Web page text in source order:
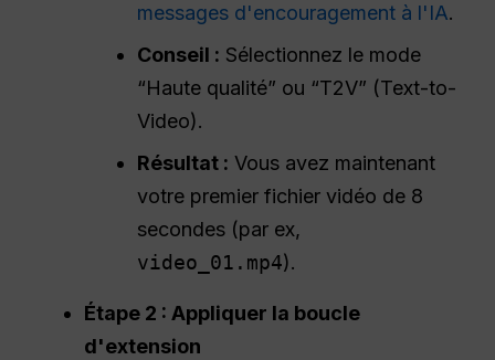
messages d'encouragement à l'IA.
Conseil : Sélectionnez le mode
“Haute qualité” ou “T2V” (Text-to-
Video).
Résultat : Vous avez maintenant
votre premier fichier vidéo de 8
secondes (par ex,
video_01.mp4).
Étape 2 : Appliquer la boucle
d'extension